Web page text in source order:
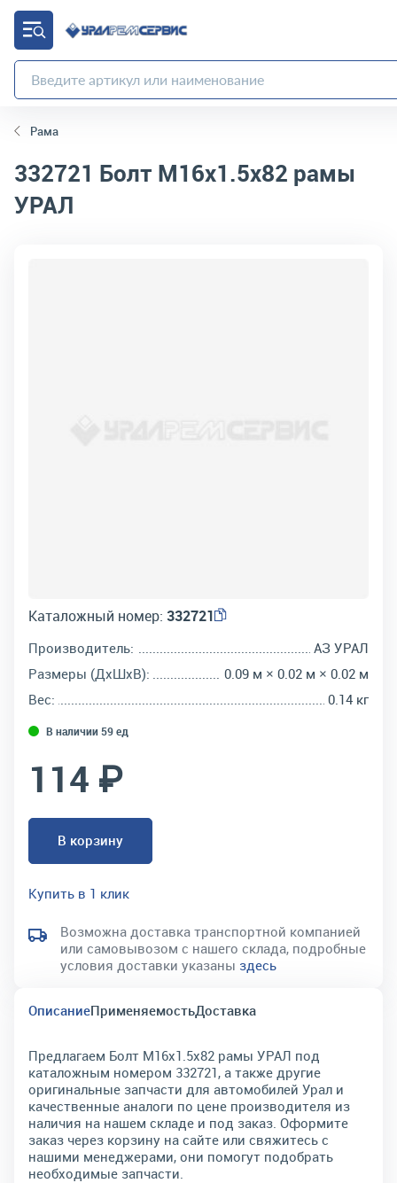
Рама
332721 Болт М16х1.5х82 рамы
УРАЛ
Каталожный номер: 332721
Производитель:
АЗ УРАЛ
Размеры (ДхШхВ):
0.09 м × 0.02 м × 0.02 м
Вес:
0.14 кг
В наличии 59 ед
114 ₽
В корзину
Купить в 1 клик
Возможна доставка транспортной компанией
или самовывозом с нашего склада, подробные
условия доставки указаны здесь
ОписаниеПрименяемостьДоставка
Предлагаем Болт М16х1.5х82 рамы УРАЛ под
каталожным номером 332721, а также другие
оригинальные запчасти для автомобилей Урал и
качественные аналоги по цене производителя из
наличия на нашем складе и под заказ. Оформите
заказ через корзину на сайте или свяжитесь с
нашими менеджерами, они помогут подобрать
необходимые запчасти.